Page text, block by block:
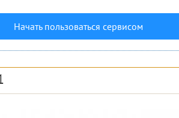
Начать пользоваться сервисом